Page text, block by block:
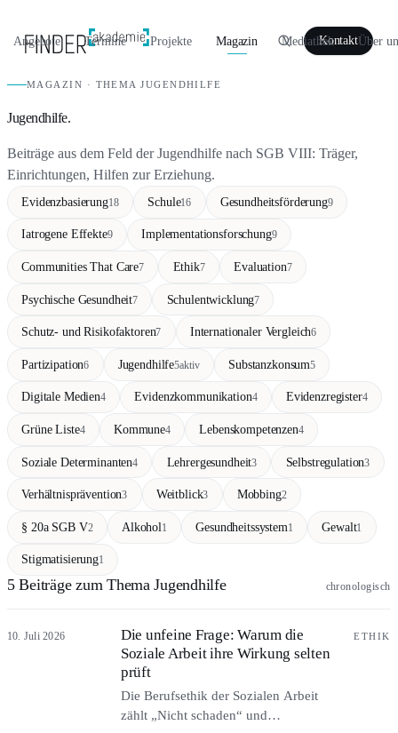
Angebote Termine Projekte Magazin Mediathek Über
Kontakt
MAGAZIN · THEMA JUGENDHILFE
Jugendhilfe.
Beiträge aus dem Feld der Jugendhilfe nach SGB VIII: Träger,
Einrichtungen, Hilfen zur Erziehung.
Evidenzbasierung18 Schule16 Gesundheitsförderung9
Iatrogene Effekte9 Implementationsforschung9
Communities That Care7 Ethik7 Evaluation7
Psychische Gesundheit7 Schulentwicklung7
Schutz- und Risikofaktoren7 Internationaler Vergleich6
Partizipation6 Jugendhilfe5aktiv Substanzkonsum5
Digitale Medien4 Evidenzkommunikation4 Evidenzregister4
Grüne Liste4 Kommune4 Lebenskompetenzen4
Soziale Determinanten4 Lehrergesundheit3 Selbstregulation3
Verhältnisprävention3 Weitblick3 Mobbing2
§ 20a SGB V2 Alkohol1 Gesundheitssystem1 Gewalt1
Stigmatisierung1
5 Beiträge zum Thema Jugendhilfe chronologisch
10. Juli 2026
Die unfeine Frage: Warum die
Soziale Arbeit ihre Wirkung selten
prüft
Die Berufsethik der Sozialen Arbeit
zählt „Nicht schaden“ und
ETHIK